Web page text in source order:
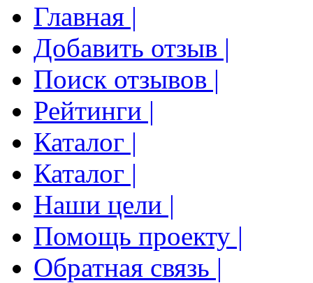
Главная |
Добавить отзыв |
Поиск отзывов |
Рейтинги |
Каталог |
Каталог |
Наши цели |
Помощь проекту |
Обратная связь |